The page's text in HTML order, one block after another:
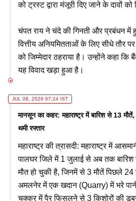
को ट्रस्ट द्वारा मंजूरी दिए जाने के दावों
चंपत राय ने चंदे की गिनती और प्रबंधन में
वित्तीय अनियमितताओं के लिए सीधे तौर
को जिम्मेदार ठहराया है। उन्होंने कहा
यह विवाद खड़ा हुआ है।
JUL 08, 2026 07:24 IST
मानसून का कहर: महाराष्ट्र में बारिश से 13
थमी रफ्तार
महाराष्ट्र की त्रासदी: महाराष्ट्र में
पालघर जिले में 1 जुलाई से अब तक बारिश
मौत हो चुकी है, जिनमें से 3 मौतें पिछले
अमलनेर में एक खदान (Quarry) में भरे
चक्कर में पैर फिसलने से 3 किशोरों की